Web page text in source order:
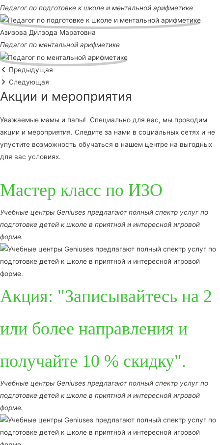
Педагог по подготовке к школе и ментальной арифметике
Азизова Дилзода Маратовна
Педагог по ментальной арифметике
Предыдущая
Следующая
Акции и мероприятия
Уважаемые мамы и папы! Специально для вас, мы проводим
акции и мероприятия. Следите за нами в социальных сетях и не
упустите возможность обучаться в нашем центре на выгодных
для вас условиях.
Мастер класс по ИЗО
Учебные центры Geniuses предлагают полный спектр услуг по
подготовке детей к школе в приятной и интересной игровой
форме.
Акция: "Записывайтесь на 2
или более направления и
получайте 10 % скидку".
Учебные центры Geniuses предлагают полный спектр услуг по
подготовке детей к школе в приятной и интересной игровой
форме.